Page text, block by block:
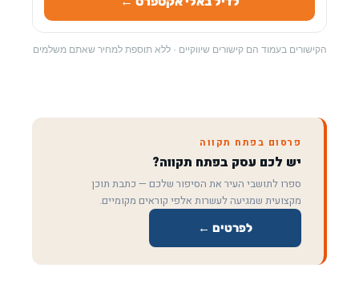
הקישורים בעמוד הם קישורים שיווקיים · ללא תוספת למחיר שאתם משלמים
פרסום בפתח תקווה
יש לכם עסק בפתח תקווה?
ספרו לתושבי העיר את הסיפור שלכם — כתבת תוכן
מקצועית שמגיעה לעשרות אלפי קוראים מקומיים.
לפרטים ←